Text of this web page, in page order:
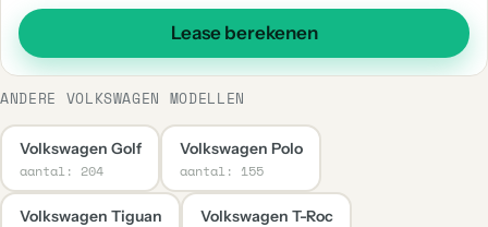
Lease berekenen
ANDERE VOLKSWAGEN MODELLEN
Volkswagen Golf
aantal: 204
Volkswagen Polo
aantal: 155
Volkswagen Tiguan Volkswagen T-Roc